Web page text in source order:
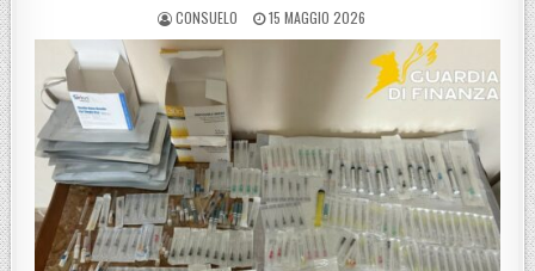
POSTED BY
CONSUELO POSTED ON
15 MAGGIO 2026